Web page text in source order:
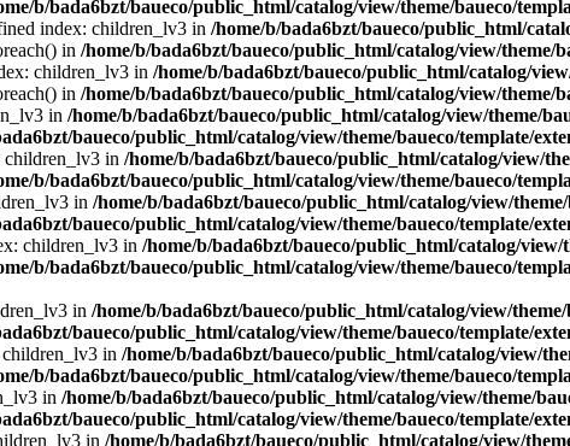
b/bada6bzt/baueco/public_html/catalog/view/theme/baueco/
index: children_lv3 in /home/b/bada6bzt/baueco/public_html/
in /home/b/bada6bzt/baueco/public_html/catalog/view/theme/
children_lv3 in /home/b/bada6bzt/baueco/public_html/catalog/
in /home/b/bada6bzt/baueco/public_html/catalog/view/theme/
in /home/b/bada6bzt/baueco/public_html/catalog/view/theme/
baueco/public_html/catalog/view/theme/baueco/template/
in /home/b/bada6bzt/baueco/public_html/catalog/view/
b/bada6bzt/baueco/public_html/catalog/view/theme/baueco/
in /home/b/bada6bzt/baueco/public_html/catalog/view/
baueco/public_html/catalog/view/theme/baueco/template/
children_lv3 in /home/b/bada6bzt/baueco/public_html/catalog/
b/bada6bzt/baueco/public_html/catalog/view/theme/baueco/
in /home/b/bada6bzt/baueco/public_html/catalog/view/
baueco/public_html/catalog/view/theme/baueco/template/
in /home/b/bada6bzt/baueco/public_html/catalog/view/
b/bada6bzt/baueco/public_html/catalog/view/theme/baueco/
in /home/b/bada6bzt/baueco/public_html/catalog/view/theme/
baueco/public_html/catalog/view/theme/baueco/template/
in /home/b/bada6bzt/baueco/public_html/catalog/view/